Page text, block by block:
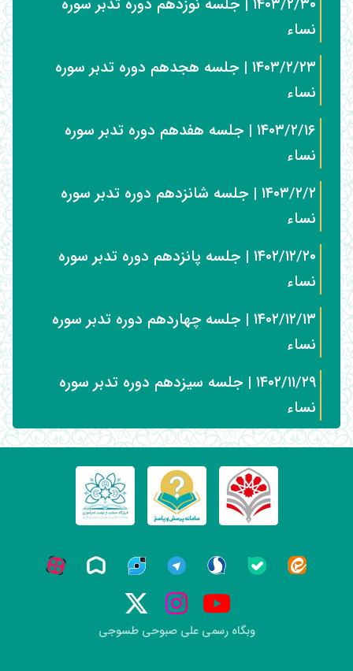
۱۴۰۳/۲/۳۰ | جلسه نوزدهم دوره تدبر سوره
نساء
۱۴۰۳/۲/۲۳ | جلسه هجدهم دوره تدبر سوره
نساء
۱۴۰۳/۲/۱۶ | جلسه هفدهم دوره تدبر سوره
نساء
۱۴۰۳/۲/۲ | جلسه شانزدهم دوره تدبر سوره
نساء
۱۴۰۲/۱۲/۲۰ | جلسه پانزدهم دوره تدبر سوره
نساء
۱۴۰۲/۱۲/۱۳ | جلسه چهاردهم دوره تدبر سوره
نساء
۱۴۰۲/۱۱/۲۹ | جلسه سیزدهم دوره تدبر سوره
نساء
وبگاه رسمی علی صبوحی طسوجی